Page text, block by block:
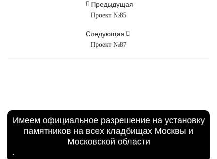
Предыдущая
Проект №85
Следующая
Проект №87
Имеем официальное разрешение на установку
памятников на всех кладбищах Москвы и
Московской области
.